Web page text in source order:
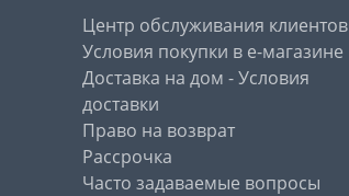
Центр обслуживания клиентов
Условия покупки в е-магазине
Доставка на дом - Условия
доставки
Право на возврат
Рассрочка
Часто задаваемые вопросы